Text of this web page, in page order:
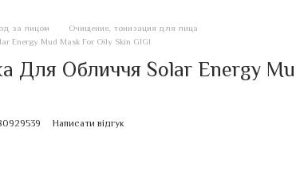
за лицом
Очищение, тонизация для лица
Energy Mud Mask For Oily Skin GIGI
Для Обличчя Solar Energy
Написати відгук